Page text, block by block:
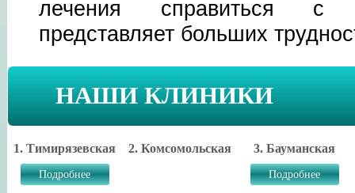
лечения справиться с
представляет больших
НАШИ КЛИНИКИ
1. Тимирязевская 2. Комсомольская 3. Бауманская
Подробнее Подробнее